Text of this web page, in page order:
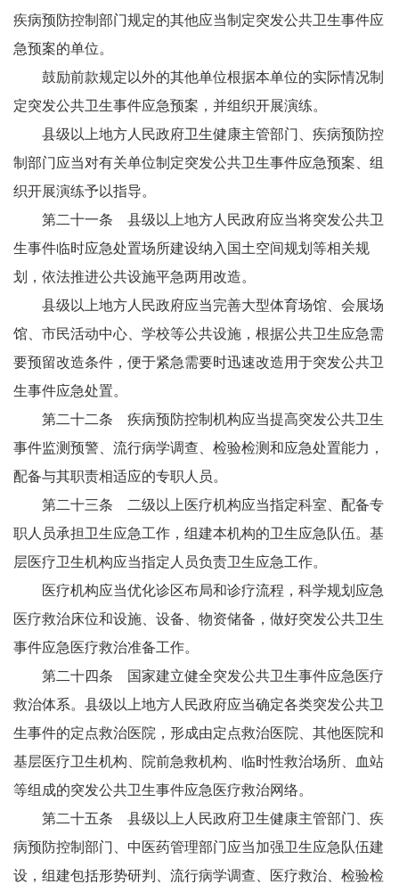
疾病预防控制部门规定的其他应当制定突发公共卫生事件应
急预案的单位。
鼓励前款规定以外的其他单位根据本单位的实际情况制
定突发公共卫生事件应急预案，并组织开展演练。
县级以上地方人民政府卫生健康主管部门、疾病预防控
制部门应当对有关单位制定突发公共卫生事件应急预案、组
织开展演练予以指导。
第二十一条 县级以上地方人民政府应当将突发公共卫
生事件临时应急处置场所建设纳入国土空间规划等相关规
划，依法推进公共设施平急两用改造。
县级以上地方人民政府应当完善大型体育场馆、会展场
馆、市民活动中心、学校等公共设施，根据公共卫生应急需
要预留改造条件，便于紧急需要时迅速改造用于突发公共卫
生事件应急处置。
第二十二条 疾病预防控制机构应当提高突发公共卫生
事件监测预警、流行病学调查、检验检测和应急处置能力，
配备与其职责相适应的专职人员。
第二十三条 二级以上医疗机构应当指定科室、配备专
职人员承担卫生应急工作，组建本机构的卫生应急队伍。基
层医疗卫生机构应当指定人员负责卫生应急工作。
医疗机构应当优化诊区布局和诊疗流程，科学规划应急
医疗救治床位和设施、设备、物资储备，做好突发公共卫生
事件应急医疗救治准备工作。
第二十四条 国家建立健全突发公共卫生事件应急医疗
救治体系。县级以上地方人民政府应当确定各类突发公共卫
生事件的定点救治医院，形成由定点救治医院、其他医院和
基层医疗卫生机构、院前急救机构、临时性救治场所、血站
等组成的突发公共卫生事件应急医疗救治网络。
第二十五条 县级以上人民政府卫生健康主管部门、疾
病预防控制部门、中医药管理部门应当加强卫生应急队伍建
设，组建包括形势研判、流行病学调查、医疗救治、检验检